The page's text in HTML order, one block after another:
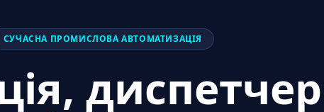
СУЧАСНА ПРОМИСЛОВА АВТОМАТИЗАЦІЯ